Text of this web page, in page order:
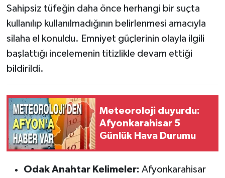
Sahipsiz tüfeğin daha önce herhangi bir suçta
kullanılıp kullanılmadığının belirlenmesi amacıyla
silaha el konuldu. Emniyet güçlerinin olayla ilgili
başlattığı incelemenin titizlikle devam ettiği
bildirildi.
Meteoroloji duyurdu:
Afyonkarahisar 5
Günlük Hava Durumu
Odak Anahtar Kelimeler: Afyonkarahisar